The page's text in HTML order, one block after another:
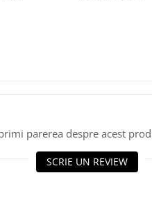
parerea despre acest
SCRIE UN REVIEW